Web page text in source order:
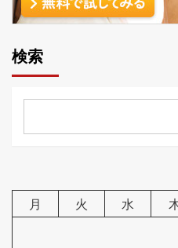
検索
月
火 水